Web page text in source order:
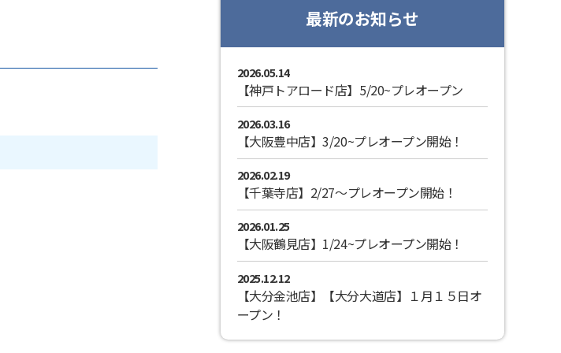
最新のお知らせ
2026.05.14
【神戸トアロード店】5/20~プレオープン
2026.03.16
【大阪豊中店】3/20~プレオープン開始！
2026.02.19
【千葉寺店】2/27～プレオープン開始！
2026.01.25
【大阪鶴見店】1/24~プレオープン開始！
2025.12.12
【大分金池店】【大分大道店】１月１５日オ
ープン！